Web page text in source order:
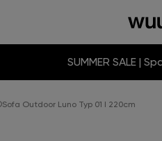
SUMMER SALE |
Outdoor Luno Typ 01 I 220cm